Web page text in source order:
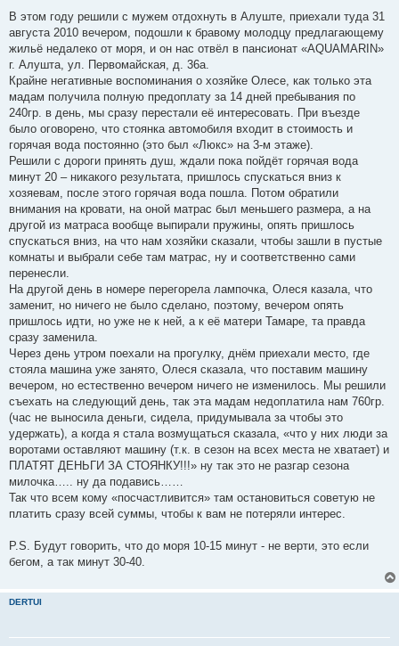
о
щ
е
и
е
В этом году решили с мужем отдохнуть в Алуште, приехали туда 31
августа 2010 вечером, подошли к бравому молодцу предлагающему
жильё недалеко от моря, и он нас отвёл в пансионат «AQUAMARIN»
г. Алушта, ул. Первомайская, д. 36а.
Крайне негативные воспоминания о хозяйке Олесе, как только эта
мадам получила полную предоплату за 14 дней пребывания по
240гр. в день, мы сразу перестали её интересовать. При въезде
было оговорено, что стоянка автомобиля входит в стоимость и
горячая вода постоянно (это был «Люкс» на 3-м этаже).
Решили с дороги принять душ, ждали пока пойдёт горячая вода
минут 20 – никакого результата, пришлось спускаться вниз к
хозяевам, после этого горячая вода пошла. Потом обратили
внимания на кровати, на оной матрас был меньшего размера, а на
другой из матраса вообще выпирали пружины, опять пришлось
спускаться вниз, на что нам хозяйки сказали, чтобы зашли в пустые
комнаты и выбрали себе там матрас, ну и соответственно сами
перенесли.
На другой день в номере перегорела лампочка, Олеся казала, что
заменит, но ничего не было сделано, поэтому, вечером опять
пришлось идти, но уже не к ней, а к её матери Тамаре, та правда
сразу заменила.
Через день утром поехали на прогулку, днём приехали место, где
стояла машина уже занято, Олеся сказала, что поставим машину
вечером, но естественно вечером ничего не изменилось. Мы решили
съехать на следующий день, так эта мадам недоплатила нам 760гр.
(час не выносила деньги, сидела, придумывала за чтобы это
удержать), а когда я стала возмущаться сказала, «что у них люди за
воротами оставляют машину (т.к. в сезон на всех места не хватает) и
ПЛАТЯТ ДЕНЬГИ ЗА СТОЯНКУ!!!» ну так это не разгар сезона
милочка….. ну да подавись……
Так что всем кому «посчастливится» там остановиться советую не
платить сразу всей суммы, чтобы к вам не потеряли интерес.
P.S. Будут говорить, что до моря 10-15 минут - не верти, это если
бегом, а так минут 30-40.
DERTUI